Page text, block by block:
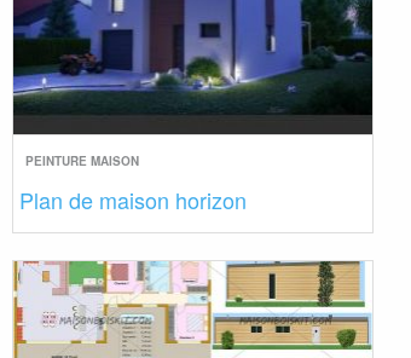
PEINTURE MAISON
Plan de maison horizon